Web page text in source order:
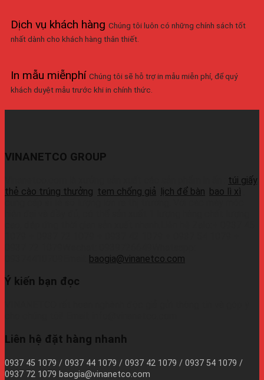
Dịch vụ khách hàng Chúng tôi luôn có những chính sách tốt
nhất dành cho khách hàng thân thiết.
In mẫu miễnphí Chúng tôi sẽ hỗ trợ in mẫu miễn phí, để quý
khách duyệt mẫu trước khi in chính thức.
VINANETCO GROUP
túi giấy
thẻ cào trúng thưởng tem chống giả lịch để bàn bao lì xì
baogia@vinanetco.com
Ý kiến bạn đọc
Liên hệ đặt hàng nhanh
0937 45 1079 / 0937 44 1079 / 0937 42 1079 / 0937 54 1079 /
0937 72 1079 baogia@vinanetco.com